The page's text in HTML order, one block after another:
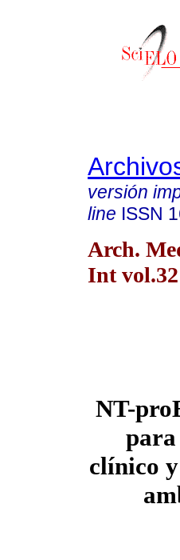
versión
line ISSN
Arch.
Int
NT-
clínico